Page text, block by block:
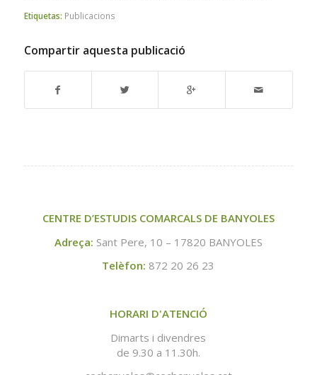
Etiquetas: Publicacions
Compartir aquesta publicació
CENTRE D’ESTUDIS COMARCALS DE BANYOLES
Adreça: Sant Pere, 10 – 17820 BANYOLES
Telèfon: 872 20 26 23
HORARI D'ATENCIÓ
Dimarts i divendres
de 9.30 a 11.30h.